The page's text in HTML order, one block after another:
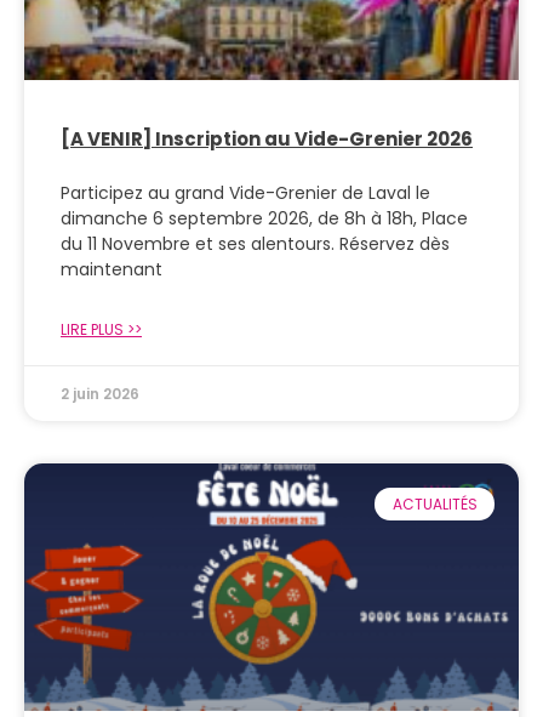
[A VENIR] Inscription au Vide-Grenier 2026
Participez au grand Vide-Grenier de Laval le
dimanche 6 septembre 2026, de 8h à 18h, Place
du 11 Novembre et ses alentours. Réservez dès
maintenant
LIRE PLUS >>
2 juin 2026
ACTUALITÉS